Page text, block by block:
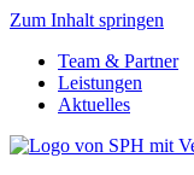
Zum Inhalt springen
Team & Partner
Leistungen
Aktuelles